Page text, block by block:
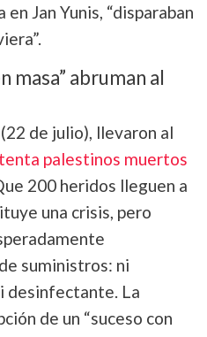
Jan Yunis, “disparaban
masa” abruman al
de julio), llevaron al
palestinos muertos
200 heridos lleguen a
una crisis, pero
suministros: ni
desinfectante. La
de un “suceso con